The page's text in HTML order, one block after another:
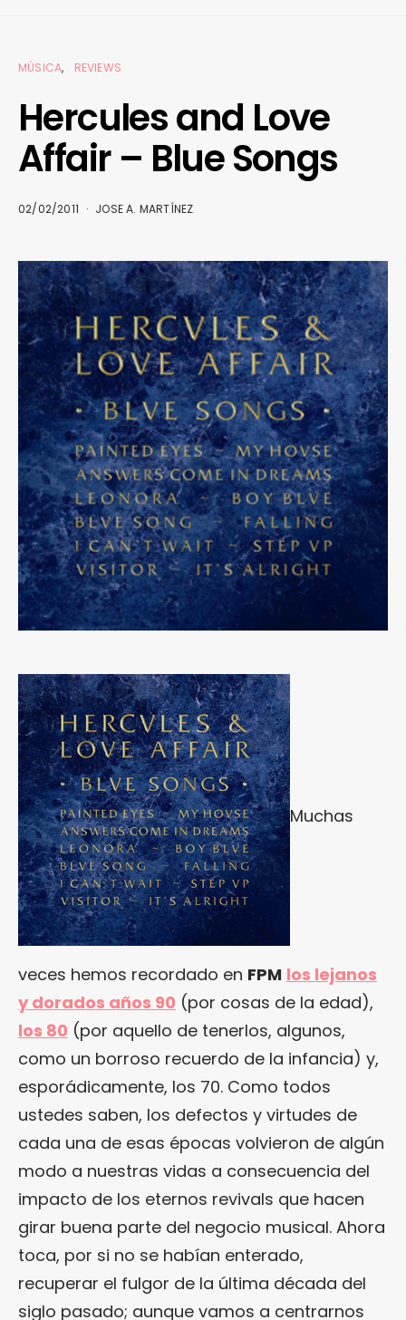
MÚSICA REVIEWS
Hercules and Love
Affair – Blue Songs
02/02/2011 JOSE A. MARTÍNEZ
Muchas
veces hemos recordado en FPM los lejanos
y dorados años 90 (por cosas de la edad),
los 80 (por aquello de tenerlos, algunos,
como un borroso recuerdo de la infancia) y,
esporádicamente, los 70. Como todos
ustedes saben, los defectos y virtudes de
cada una de esas épocas volvieron de algún
modo a nuestras vidas a consecuencia del
impacto de los eternos revivals que hacen
girar buena parte del negocio musical. Ahora
toca, por si no se habían enterado,
recuperar el fulgor de la última década del
siglo pasado; aunque vamos a centrarnos